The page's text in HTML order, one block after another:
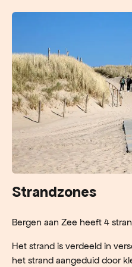
Strandzones
Bergen aan Zee heeft 4
Het strand is verdeeld in
het strand aangeduid door